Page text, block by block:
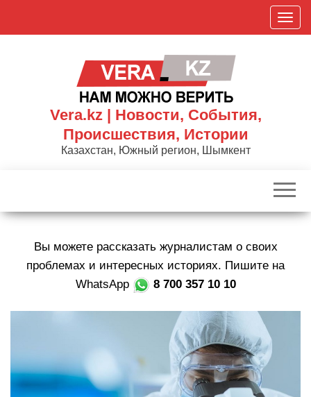
П
о
к
р
Vera.kz | Новости, События,
Происшествия, Истории
Казахстан, Южный регион, Шымкент
Вы можете рассказать журналистам о своих
проблемах и интересных историях. Пишите на
WhatsApp
8 700 357 10 10